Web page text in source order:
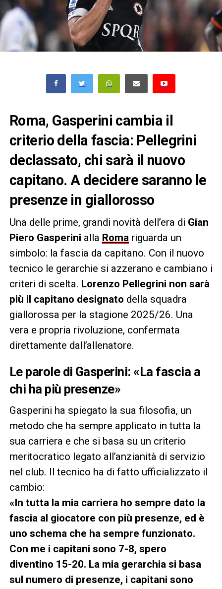
Roma, Gasperini cambia il
criterio della fascia: Pellegrini
declassato, chi sarà il nuovo
capitano. A decidere saranno le
presenze in giallorosso
Una delle prime, grandi novità dell’era di Gian
Piero Gasperini alla Roma riguarda un
simbolo: la fascia da capitano. Con il nuovo
tecnico le gerarchie si azzerano e cambiano i
criteri di scelta. Lorenzo Pellegrini non sarà
più il capitano designato della squadra
giallorossa per la stagione 2025/26. Una
vera e propria rivoluzione, confermata
direttamente dall’allenatore.
Le parole di Gasperini: «La fascia a
chi ha più presenze»
Gasperini ha spiegato la sua filosofia, un
metodo che ha sempre applicato in tutta la
sua carriera e che si basa su un criterio
meritocratico legato all’anzianità di servizio
nel club. Il tecnico ha di fatto ufficializzato il
cambio:
«In tutta la mia carriera ho sempre dato la
fascia al giocatore con più presenze, ed è
uno schema che ha sempre funzionato.
Con me i capitani sono 7-8, spero
diventino 15-20. La mia gerarchia si basa
sul numero di presenze, i capitani sono